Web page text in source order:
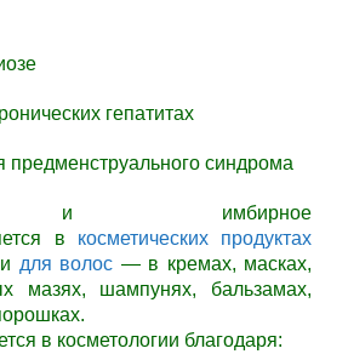
гепатитах
предменструального синдрома
и имбирное
в косметических продуктах
для волос — в кремах, масках,
мазях, шампунях, бальзамах,
в косметологии благодаря: